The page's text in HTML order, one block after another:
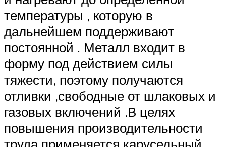
температуры , которую в
дальнейшем поддерживают
постоянной . Металл входит в
форму под действием силы
тяжести, поэтому получаются
отливки ,свободные от шлаковых и
газовых включений .В целях
повышения производительности